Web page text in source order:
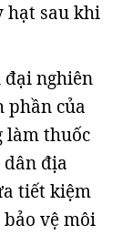
hạt sau khi
đại nghiên
phần của
làm thuốc
địa
tiết kiệm
vệ môi